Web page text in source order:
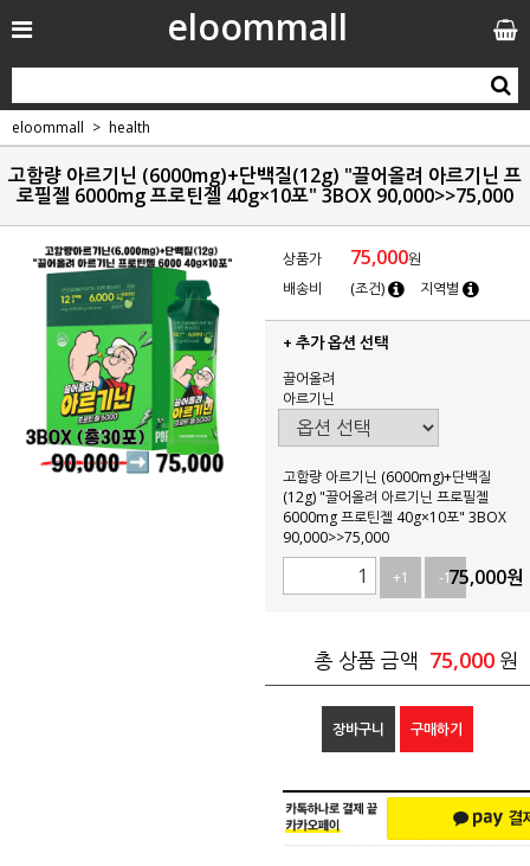
eloommall
eloommall health
고함량 아르기닌 (6000mg)+단백질(12g) "끌어올려 아르기닌 프
로필젤 6000mg 프로틴젤 40g×10포" 3BOX 90,000>>75,000
상품가 75,000원
배송비
(조건) 지역별
+ 추가 옵션 선택
끌어올려
아르기닌
고함량 아르기닌 (6000mg)+단백질
(12g) "끌어올려 아르기닌 프로필젤
6000mg 프로틴젤 40g×10포" 3BOX
90,000>>75,000
+1
-175,000원
총 상품 금액 75,000 원
장바구니 구매하기